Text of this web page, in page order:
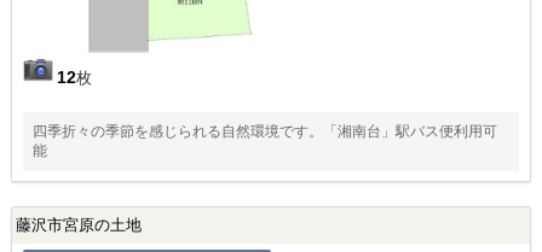
12枚
四季折々の季節を感じられる自然環境です。「湘南台」駅バス便利用可
能
藤沢市宮原の土地